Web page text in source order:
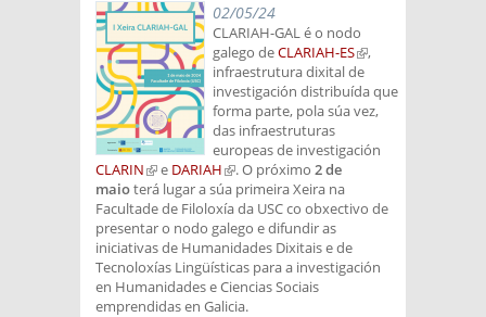
02/05/24
CLARIAH-GAL é o nodo
galego deCLARIAH-ES(link is
external)
,
infraestrutura dixital de
investigación distribuída que
forma parte, pola súa vez,
das infraestruturas
europeas de investigación
CLARIN(link is external)
e DARIAH(link is external)
. O próximo 2 de
maioterá lugar a súa primeira Xeira na
Facultade de Filoloxía da USC co obxectivo de
presentar o nodo galego e difundir as
iniciativas de Humanidades Dixitais e de
Tecnoloxías Lingüísticas para a investigación
en Humanidades e Ciencias Sociais
emprendidas en Galicia.